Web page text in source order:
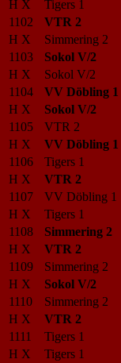
H X Tigers 1
1102
VTR 2
H X
Simmering 2
1103
Sokol V/2
H X
Sokol V/2
1104
VV Döbling 1
H X
Sokol V/2
1105
VTR 2
H X
VV Döbling 1
1106
Tigers 1
H X
VTR 2
1107
VV Döbling 1
H X
Tigers 1
1108
Simmering 2
H X
VTR 2
1109
Simmering 2
H X
Sokol V/2
1110
Simmering 2
H X
VTR 2
1111
Tigers 1
H X
Tigers 1